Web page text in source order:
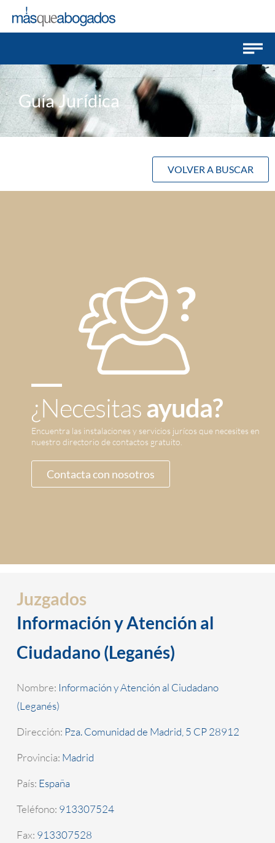
Guía Jurídica
VOLVER A BUSCAR
¿Necesitasayuda?
Encuentra las instalaciones y servicios jurícos que necesites en
nuestro directorio de contactos gratuito.
Contacta con nosotros
Juzgados
Información y Atención al
Ciudadano (Leganés)
Nombre: Información y Atención al Ciudadano
(Leganés)
Dirección: Pza. Comunidad de Madrid, 5 CP 28912
Provincia: Madrid
País: España
Teléfono: 913307524
Fax: 913307528